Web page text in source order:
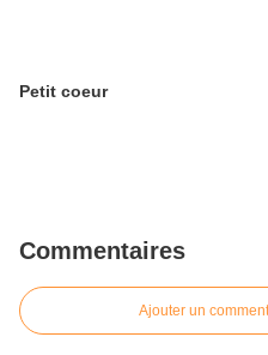
Petit coeur
Commentaires
Ajouter un